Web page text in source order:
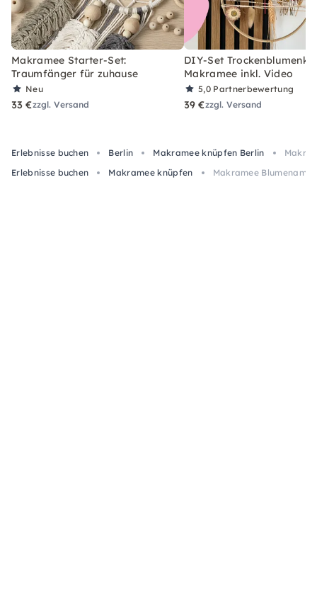
Makramee Starter-Set:
Traumfänger für zuhause
Neu
33 €zzgl. Versand
DIY-Set
Makramee inkl. Video
5,0 Partnerbewertung
39 €zzgl. Versand
Erlebnisse buchen Berlin Makramee knüpfen Berlin
Erlebnisse buchen
Makramee knüpfen Makramee